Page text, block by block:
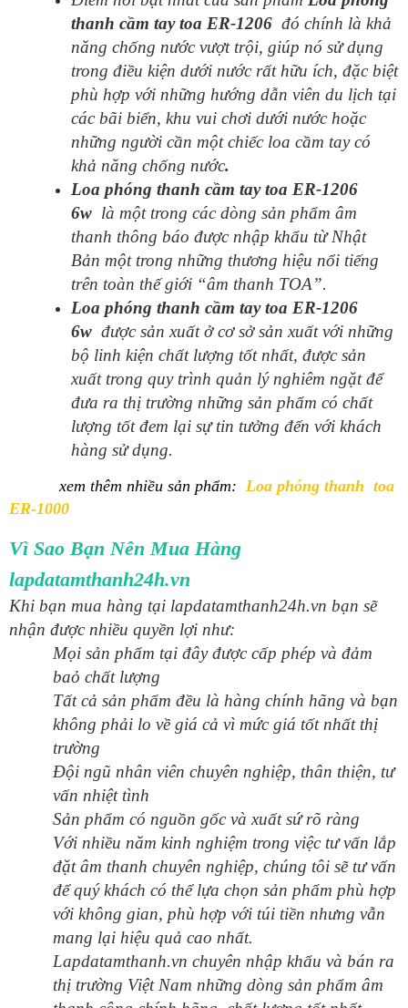
thanh cầm tay toa ER-1206 đó chính là khả
năng chống nước vượt trội, giúp nó sử dụng
trong điều kiện dưới nước rất hữu ích, đặc biệt
phù hợp với những hướng dẫn viên du lịch tại
các bãi biển, khu vui chơi dưới nước hoặc
những người cần một chiếc loa cầm tay có
khả năng chống nước.
Loa phóng thanh cầm tay toa ER-1206
6w là một trong các dòng sản phẩm âm
thanh thông báo được nhập khẩu từ Nhật
Bản một trong những thương hiệu nổi tiếng
trên toàn thế giới “âm thanh TOA”.
Loa phóng thanh cầm tay toa ER-1206
6w được sản xuất ở cơ sở sản xuất với những
bộ linh kiện chất lượng tốt nhất, được sản
xuất trong quy trình quản lý nghiêm ngặt để
đưa ra thị trường những sản phẩm có chất
lượng tốt đem lại sự tin tưởng đến với khách
hàng sử dụng.
xem thêm nhiều sản phẩm: Loa phóng thanh toa
ER-1000
Vì Sao Bạn Nên Mua Hàng
lapdatamthanh24h.vn
Khi bạn mua hàng tại lapdatamthanh24h.vn bạn sẽ
nhận được nhiều quyền lợi như:
Mọi sản phẩm tại đây được cấp phép và đảm
baỏ chất lượng
Tất cả sản phẩm đều là hàng chính hãng và bạn
không phải lo về giá cả vì mức giá tốt nhất thị
trường
Đội ngũ nhân viên chuyên nghiệp, thân thiện, tư
vấn nhiệt tình
Sản phẩm có nguồn gốc và xuất sứ rõ ràng
Với nhiều năm kinh nghiệm trong việc tư vấn lắp
đặt âm thanh chuyên nghiệp, chúng tôi sẽ tư vấn
để quý khách có thể lựa chọn sản phẩm phù hợp
với không gian, phù hợp với túi tiền nhưng vẫn
mang lại hiệu quả cao nhất.
Lapdatamthanh.vn chuyên nhập khẩu và bán ra
thị trường Việt Nam những dòng sản phẩm âm